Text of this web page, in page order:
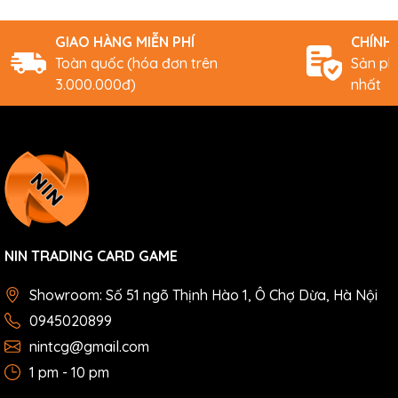
GIAO HÀNG MIỄN PHÍ
Toàn quốc (hóa đơn trên
3.000.000đ)
CHÍNH
Sản
nhất
NIN TRADING CARD GAME
Showroom: Số 51 ngõ Thịnh Hào 1, Ô Chợ Dừa, Hà Nội
0945020899
nintcg@gmail.com
1 pm - 10 pm